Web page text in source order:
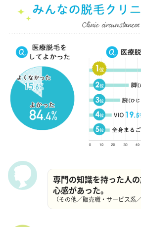
専門の知識を持った人
心感があった。
（その他／販売職・サービス系